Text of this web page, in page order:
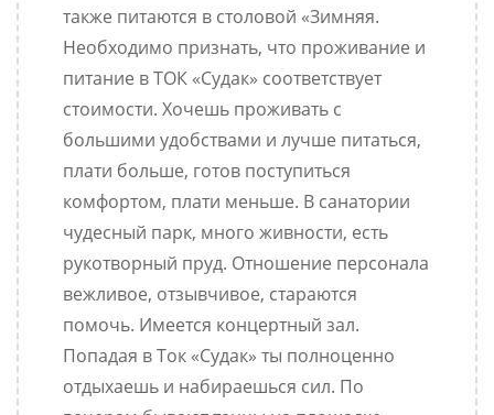
также питаются в столовой «Зимняя.
Необходимо признать, что проживание и
питание в ТОК «Судак» соответствует
стоимости. Хочешь проживать с
большими удобствами и лучше питаться,
плати больше, готов поступиться
комфортом, плати меньше. В санатории
чудесный парк, много живности, есть
рукотворный пруд. Отношение персонала
вежливое, отзывчивое, стараются
помочь. Имеется концертный зал.
Попадая в Ток «Судак» ты полноценно
отдыхаешь и набираешься сил. По